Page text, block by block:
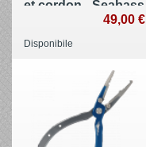
et cordon - Seabass
49,00 €
Disponibile